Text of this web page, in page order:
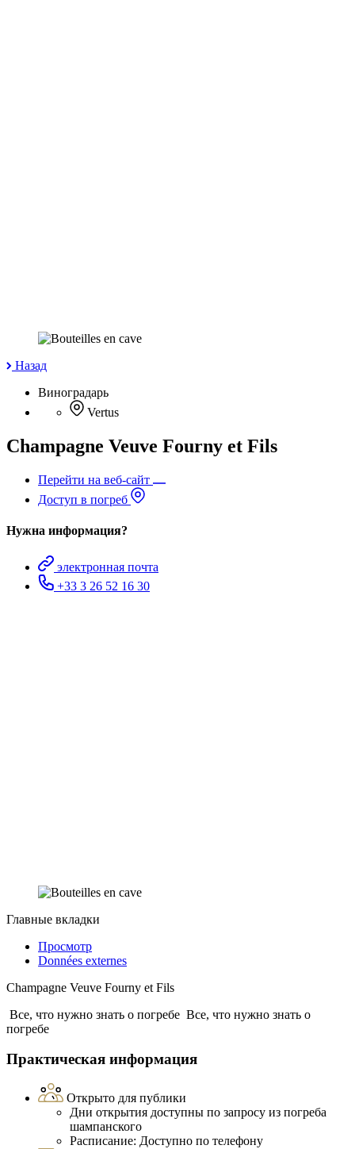
Назад
Виноградарь
Vertus
Champagne Veuve Fourny et Fils
Перейти на веб-сайт
Доступ в погреб
Нужна информация?
электронная почта
+33 3 26 52 16 30
Главные вкладки
Просмотр
Données externes
Champagne Veuve Fourny et Fils
Все, что нужно знать о погребе Все, что нужно знать о
погребе
Практическая информация
Открыто для публики
Дни открытия доступны по запросу из погреба
шампанского
Расписание: Доступно по телефону